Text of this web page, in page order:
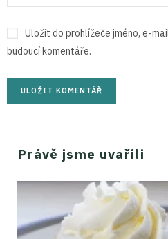
Uložit do prohlížeče jméno, e-
budoucí komentáře.
Právě jsme uvařili